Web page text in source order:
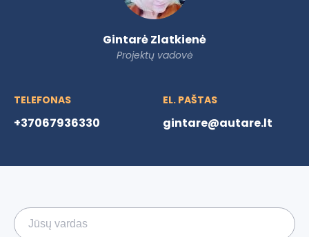
Gintarė Zlatkienė
Projektų vadovė
TELEFONAS
+37067936330
EL. PAŠTAS
gintare@autare.lt